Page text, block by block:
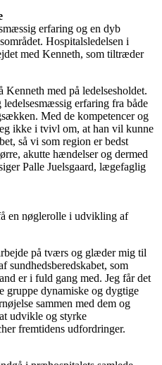
erfaring og en dyb
Hospitalsledelsen i
med Kenneth, som tiltræder
med på ledelsesholdet.
erfaring fra både
Med de kompetencer og
ikke i tvivl om, at han vil kunne
så vi som region er bedst
akutte hændelser og dermed
Palle Juelsgaard, lægefaglig
en nøglerolle i udvikling af
på tværs og glæder mig til
sundhedsberedskabet, som
er i fuld gang med. Jeg får det
gruppe dynamiske og dygtige
sammen med dem og
udvikle og styrke
fremtidens udfordringer.